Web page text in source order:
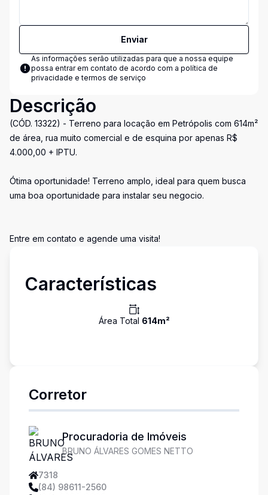
Enviar
As informações serão utilizadas para que a nossa equipe
possa entrar em contato de acordo com a política de
privacidade e termos de serviço
Descrição
(CÓD. 13322) - Terreno para locação em Petrópolis com 614m²
de área, rua muito comercial e de esquina por apenas R$
4.000,00 + IPTU.
Ótima oportunidade! Terreno amplo, ideal para quem busca
uma boa oportunidade para instalar seu negocio.
Entre em contato e agende uma visita!
Características
Área Total 614m²
Corretor
Procuradoria de Imóveis
BRUNO ÁLVARES GOMES NETTO
7318
(84) 98611-2560